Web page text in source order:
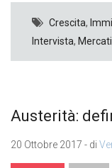
Crescita,
Intervista, Mercati
Austerità:
20 Ottobre 2017 - di